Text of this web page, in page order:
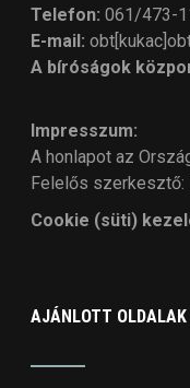
Telefon: 061/473-
E-mail:
A bíróságok
Impresszum:
A honlapot az
Felelős szerkesztő:
Cookie (süti)
AJÁNLOTT OLDALAK